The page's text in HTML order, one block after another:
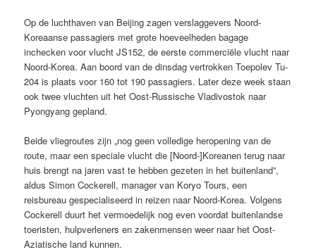
Op de luchthaven van Beijing zagen verslaggevers Noord-
Koreaanse passagiers met grote hoeveelheden bagage
inchecken voor vlucht JS152, de eerste commerciële vlucht naar
Noord-Korea. Aan boord van de dinsdag vertrokken Toepolev Tu-
204 is plaats voor 160 tot 190 passagiers. Later deze week staan
ook twee vluchten uit het Oost-Russische Vladivostok naar
Pyongyang gepland.
Beide vliegroutes zijn „nog geen volledige heropening van de
route, maar een speciale vlucht die [Noord-]Koreanen terug naar
huis brengt na jaren vast te hebben gezeten in het buitenland”,
aldus Simon Cockerell, manager van Koryo Tours, een
reisbureau gespecialiseerd in reizen naar Noord-Korea. Volgens
Cockerell duurt het vermoedelijk nog even voordat buitenlandse
toeristen, hulpverleners en zakenmensen weer naar het Oost-
Aziatische land kunnen.